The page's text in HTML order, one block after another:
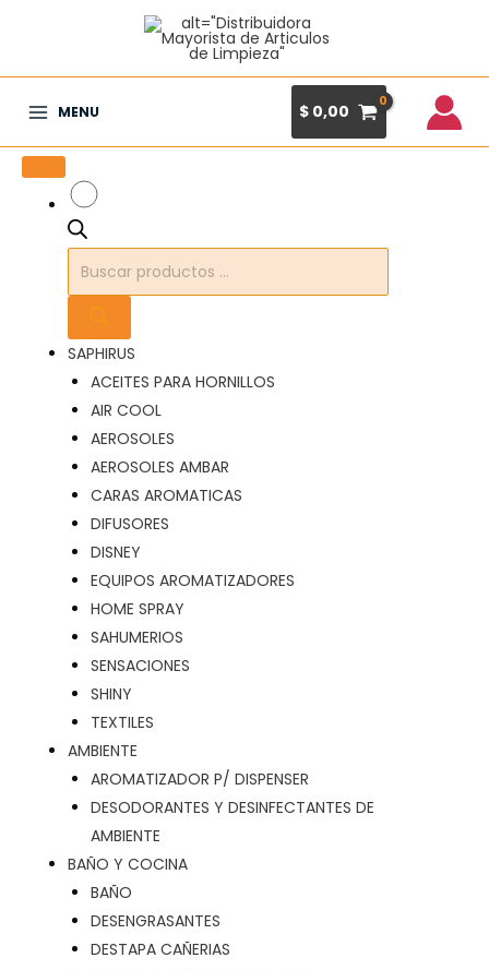
Menu
MENU $ 0,00
Búsqueda
de
SAPHIRUS
ACEITES PARA HORNILLOS
AIR COOL
AEROSOLES
AEROSOLES AMBAR
CARAS AROMATICAS
DIFUSORES
DISNEY
EQUIPOS AROMATIZADORES
HOME SPRAY
SAHUMERIOS
SENSACIONES
SHINY
TEXTILES
AMBIENTE
AROMATIZADOR P/ DISPENSER
DESODORANTES Y DESINFECTANTES DE
AMBIENTE
BAÑO Y COCINA
BAÑO
DESENGRASANTES
DESTAPA CAÑERIAS